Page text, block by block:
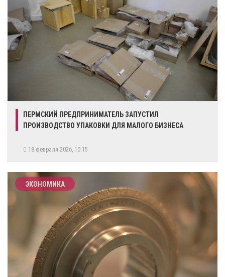
​ПЕРМСКИЙ ПРЕДПРИНИМАТЕЛЬ ЗАПУСТИЛ
ПРОИЗВОДСТВО УПАКОВКИ ДЛЯ МАЛОГО БИЗНЕСА
18 февраля 2026, 10:15
ЭКОНОМИКА